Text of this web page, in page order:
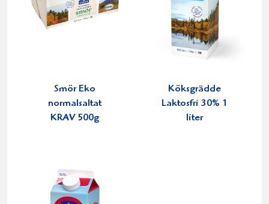
Smör Eko
normalsaltat
KRAV 500g
Köksgrädde
Laktosfri 30% 1
liter